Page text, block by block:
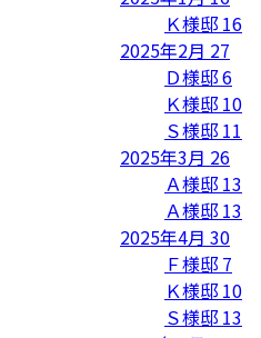
Ｋ様邸 16
2025年2月 27
Ｄ様邸6
Ｋ様邸 10
Ｓ様邸 11
2025年3月 26
Ａ様邸 13
Ａ様邸 13
2025年4月 30
Ｆ様邸 7
Ｋ様邸 10
Ｓ様邸 13